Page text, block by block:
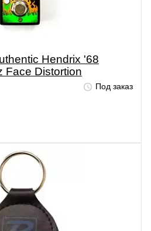
Hendrix '68
Face Distortion
Под заказ